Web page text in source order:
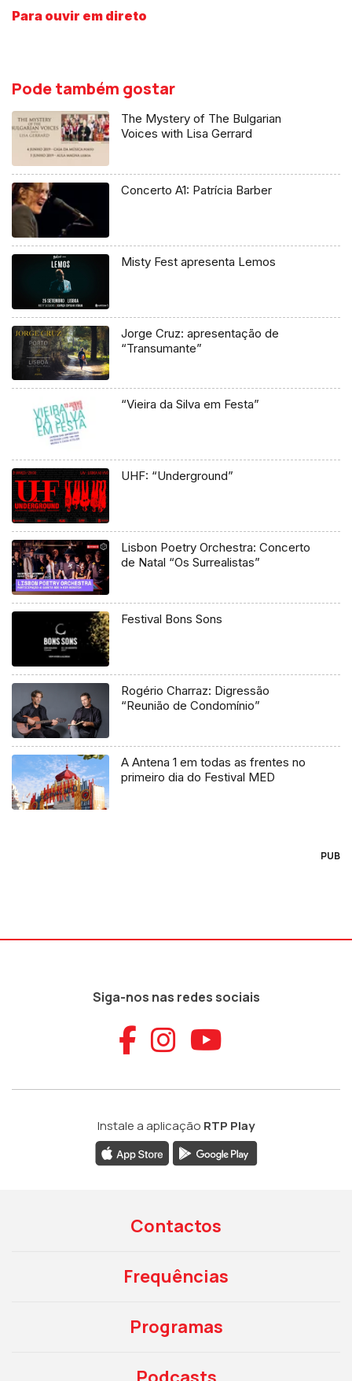
Para ouvir em direto
Pode também gostar
The Mystery of The Bulgarian
Voices with Lisa Gerrard
Concerto A1: Patrícia Barber
Misty Fest apresenta Lemos
Jorge Cruz: apresentação de
“Transumante”
“Vieira da Silva em Festa”
UHF: “Underground”
Lisbon Poetry Orchestra: Concerto
de Natal “Os Surrealistas”
Festival Bons Sons
Rogério Charraz: Digressão
“Reunião de Condomínio”
A Antena 1 em todas as frentes no
primeiro dia do Festival MED
PUB
Siga-nos nas redes sociais
Aceder ao
Aceder ao
Aceder
Instale a aplicação RTP Play
Contactos
Frequências
Programas